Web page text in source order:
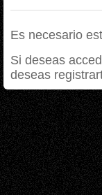
Es necesario
Si deseas
deseas